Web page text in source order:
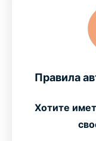
Правила
Хотите